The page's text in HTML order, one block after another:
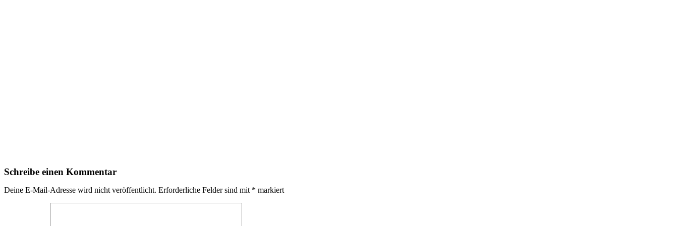
Schreibe einen Kommentar
Deine E-Mail-Adresse wird nicht veröffentlicht. Erforderliche Felder sind mit * markiert